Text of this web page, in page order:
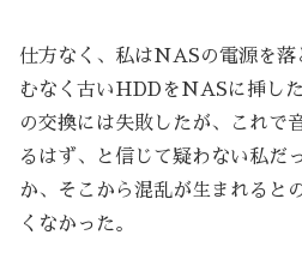
仕方なく、私はNASの電源を落
むなく古いHDDをNASに挿し
の交換には失敗したが、これで
るはず、と信じて疑わない私だ
か、そこから混乱が生まれると
くなかった。